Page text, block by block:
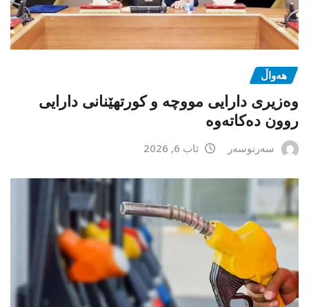
هەواڵ
وەزیری دارایی مووچە و کورتهێنانی دارایی
روون دەکاتەوە
سەرنوسەر ئاب 6, 2026